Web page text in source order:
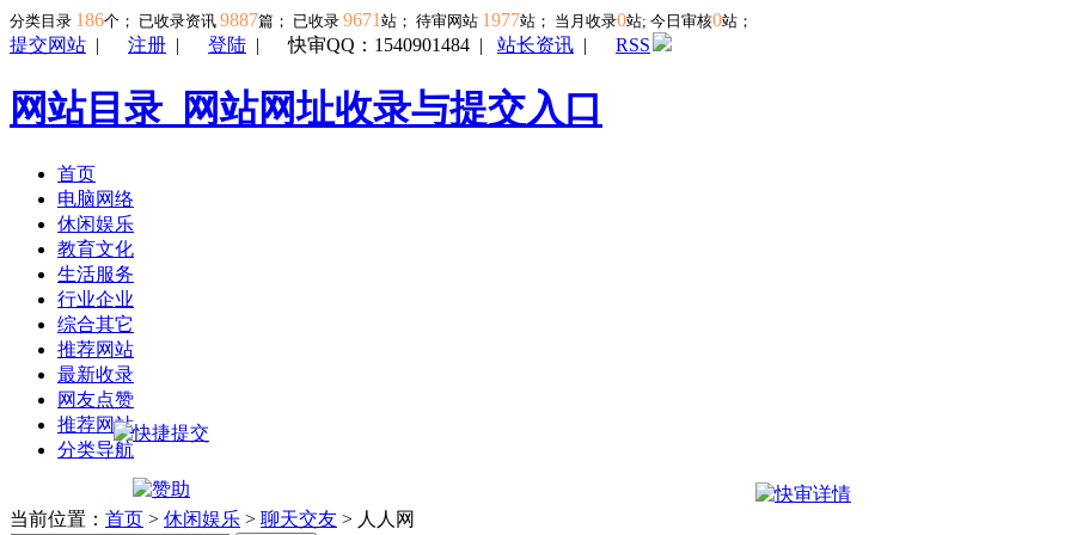
分类目录 186个； 已收录资讯 9887篇； 已收录 9671 站； 待审网站 1977站； 当月收录0站; 今日审核0站；
提交网站 | 注册 | 登陆 |快审QQ：1540901484 | 站长资讯 | RSS
网站目录_网站网址收录与提交入口
首页
电脑网络
休闲娱乐
教育文化
生活服务
行业企业
综合其它
推荐网站
最新收录
网友点赞
推荐网站
分类导航
当前位置： 首页 > 休闲娱乐 > 聊天交友 > 人人网